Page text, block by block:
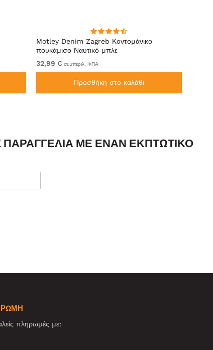
Motley Denim Zagreb Κοντομάνικο
πουκάμισο Ναυτικό μπλε
32,99 € συμπεριλ. ΦΠΑ
Προσθήκη στο καλάθι
ΠΑΡΑΓΓΕΛΊΑ ΜΕ ΈΝΑΝ ΕΚΠΤΩΤΙΚΌ
πληρωμές με: